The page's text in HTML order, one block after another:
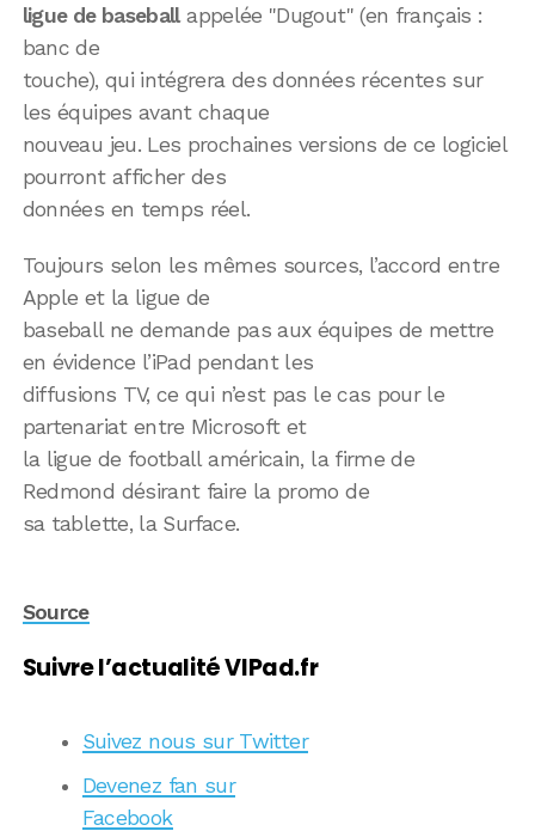
ligue de baseballappelée "Dugout" (en français :
banc de
touche), qui intégrera des données récentes sur
les équipes avant chaque
nouveau jeu. Les prochaines versions de ce logiciel
pourront afficher des
données en temps réel.
Toujours selon les mêmes sources, l’accord entre
Apple et la ligue de
baseball ne demande pas aux équipes de mettre
en évidence l’iPad pendant les
diffusions TV, ce qui n’est pas le cas pour le
partenariat entre Microsoft et
la ligue de football américain, la firme de
Redmond désirant faire la promo de
sa tablette, la Surface.
Source
Suivre l’actualité VIPad.fr
Suivez nous sur Twitter
Devenez fan sur
Facebook